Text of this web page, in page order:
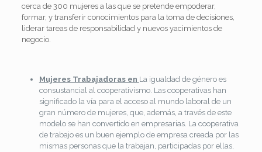
cerca de 300 mujeres a las que se pretende empoderar,
formar, y transferir conocimientos para la toma de decisiones,
liderar tareas de responsabilidad y nuevos yacimientos de
negocio.
Mujeres Trabajadoras en La igualdad de género es
consustancial al cooperativismo. Las cooperativas han
significado la vía para el acceso al mundo laboral de un
gran número de mujeres, que, además, a través de este
modelo se han convertido en empresarias. La cooperativa
de trabajo es un buen ejemplo de empresa creada por las
mismas personas que la trabajan, participadas por ellas,